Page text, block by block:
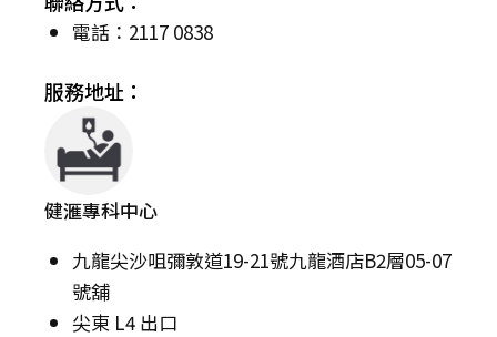
電話：2117 0838
服務地址：
健滙專科中心
九龍尖沙咀彌敦道19-21號九龍酒店B2層05-07
號舖
尖東 L4 出口